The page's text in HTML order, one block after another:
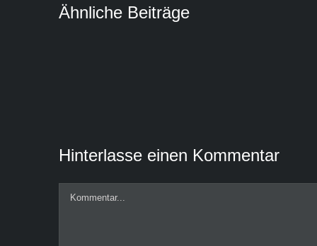
Ähnliche Beiträge
Hinterlasse einen Kommentar
Kommentar